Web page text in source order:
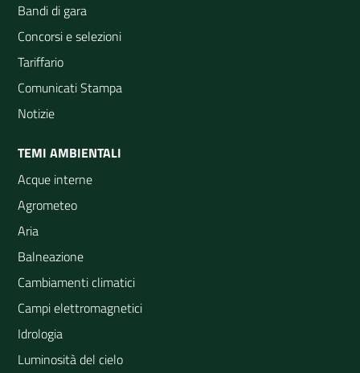
Bandi di gara
Concorsi e selezioni
Tariffario
Comunicati Stampa
Notizie
TEMI AMBIENTALI
Acque interne
Agrometeo
Aria
Balneazione
Cambiamenti climatici
Campi elettromagnetici
Idrologia
Luminosità del cielo